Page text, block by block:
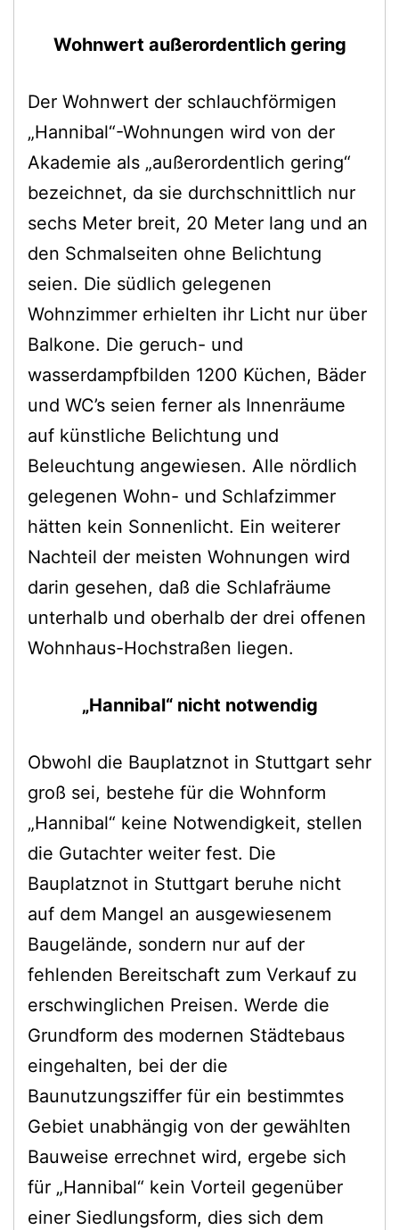
Wohnwert außerordentlich gering
Der Wohnwert der schlauchförmigen
„Hannibal“-Wohnungen wird von der
Akademie als „außerordentlich gering“
bezeichnet, da sie durchschnittlich nur
sechs Meter breit, 20 Meter lang und an
den Schmalseiten ohne Belichtung
seien. Die südlich gelegenen
Wohnzimmer erhielten ihr Licht nur über
Balkone. Die geruch- und
wasserdampfbilden 1200 Küchen, Bäder
und WC’s seien ferner als Innenräume
auf künstliche Belichtung und
Beleuchtung angewiesen. Alle nördlich
gelegenen Wohn- und Schlafzimmer
hätten kein Sonnenlicht. Ein weiterer
Nachteil der meisten Wohnungen wird
darin gesehen, daß die Schlafräume
unterhalb und oberhalb der drei offenen
Wohnhaus-Hochstraßen liegen.
„Hannibal“ nicht notwendig
Obwohl die Bauplatznot in Stuttgart sehr
groß sei, bestehe für die Wohnform
„Hannibal“ keine Notwendigkeit, stellen
die Gutachter weiter fest. Die
Bauplatznot in Stuttgart beruhe nicht
auf dem Mangel an ausgewiesenem
Baugelände, sondern nur auf der
fehlenden Bereitschaft zum Verkauf zu
erschwinglichen Preisen. Werde die
Grundform des modernen Städtebaus
eingehalten, bei der die
Baunutzungsziffer für ein bestimmtes
Gebiet unabhängig von der gewählten
Bauweise errechnet wird, ergebe sich
für „Hannibal“ kein Vorteil gegenüber
einer Siedlungsform, dies sich dem